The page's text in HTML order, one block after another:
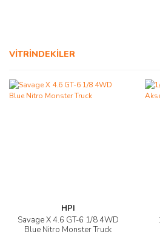
VİTRİNDEKİLER
HPI
Savage X 4.6 GT-6 1/8 4WD
Blue Nitro Monster Truck
PARÇALAR